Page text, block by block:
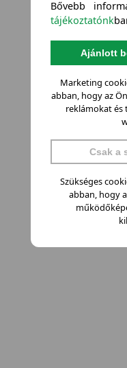
Bővebb
tájékoztatónk
Ajánlott
Marketing
abban, hogy az
reklámokat és
Csak a
Szükséges
abban, hogy